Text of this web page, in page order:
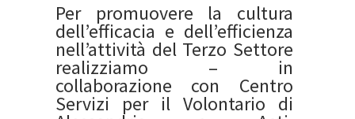
Per promuovere la cultura
dell’efficacia e dell’efficienza
nell’attività del Terzo Settore
realizziamo – in
collaborazione con Centro
Servizi per il Volontario di